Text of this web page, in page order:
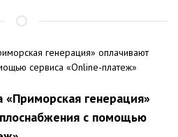
генерация»
с помощью